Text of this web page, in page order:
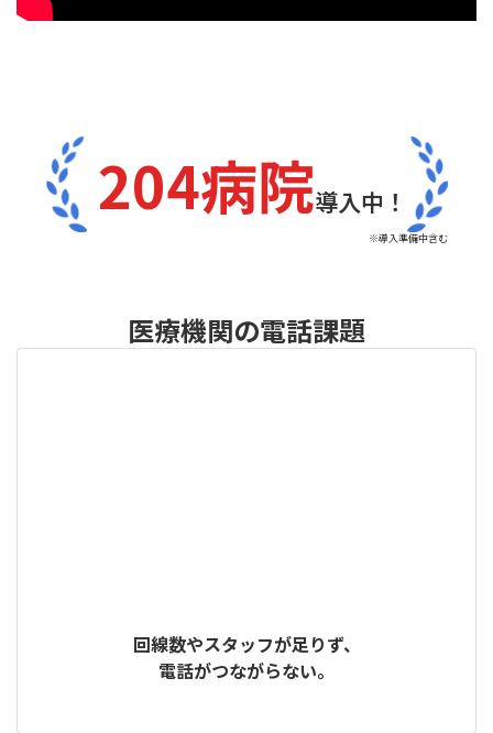
204病院導入中！
※導入準備中含む
医療機関の電話課題
回線数やスタッフが足りず、
電話がつながらない。